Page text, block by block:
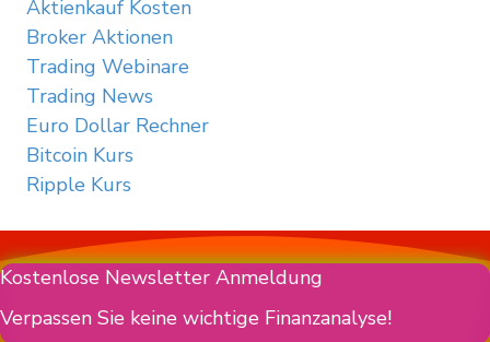
Aktienkauf Kosten
Broker Aktionen
Trading Webinare
Trading News
Euro Dollar Rechner
Bitcoin Kurs
Ripple Kurs
Kostenlose Newsletter Anmeldung
Verpassen Sie keine wichtige Finanzanalyse!